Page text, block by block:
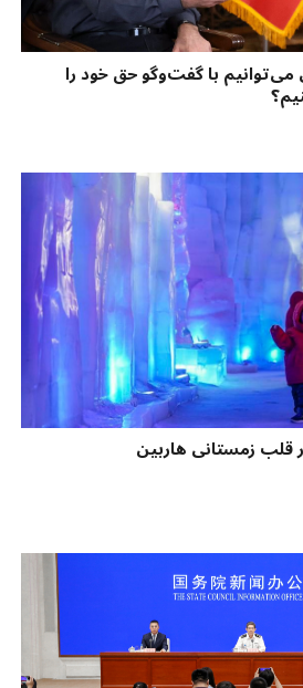
با گفت‌وگو حق خود را
قلب زمستانی هاربین